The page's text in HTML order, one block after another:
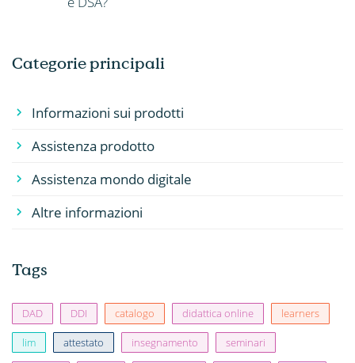
Categorie principali
Informazioni sui prodotti
Assistenza prodotto
Assistenza mondo digitale
Altre informazioni
Tags
DAD DDI catalogo didattica online learners
lim attestato insegnamento seminari